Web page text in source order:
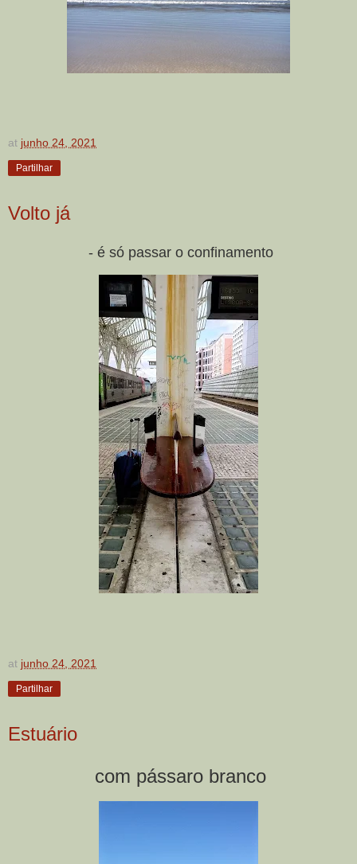
at junho 24, 2021
Partilhar
Volto já
- é só passar o confinamento
at junho 24, 2021
Partilhar
Estuário
com pássaro branco